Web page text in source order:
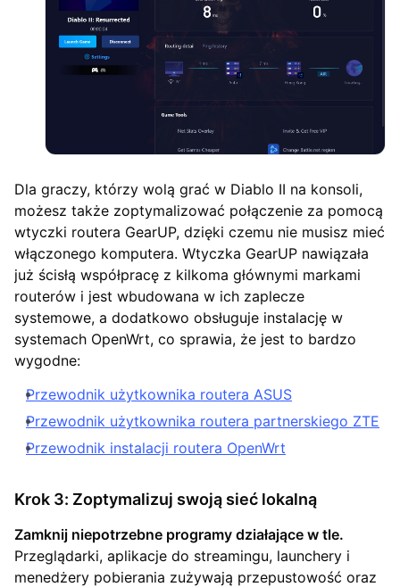
Dla graczy, którzy wolą grać w Diablo II na konsoli,
możesz także zoptymalizować połączenie za pomocą
wtyczki routera GearUP, dzięki czemu nie musisz mieć
włączonego komputera. Wtyczka GearUP nawiązała
już ścisłą współpracę z kilkoma głównymi markami
routerów i jest wbudowana w ich zaplecze
systemowe, a dodatkowo obsługuje instalację w
systemach OpenWrt, co sprawia, że jest to bardzo
wygodne:
Przewodnik użytkownika routera ASUS
Przewodnik użytkownika routera partnerskiego ZTE
Przewodnik instalacji routera OpenWrt
Krok 3: Zoptymalizuj swoją sieć lokalną
Zamknij niepotrzebne programy działające w tle.
Przeglądarki, aplikacje do streamingu, launchery i
menedżery pobierania zużywają przepustowość oraz